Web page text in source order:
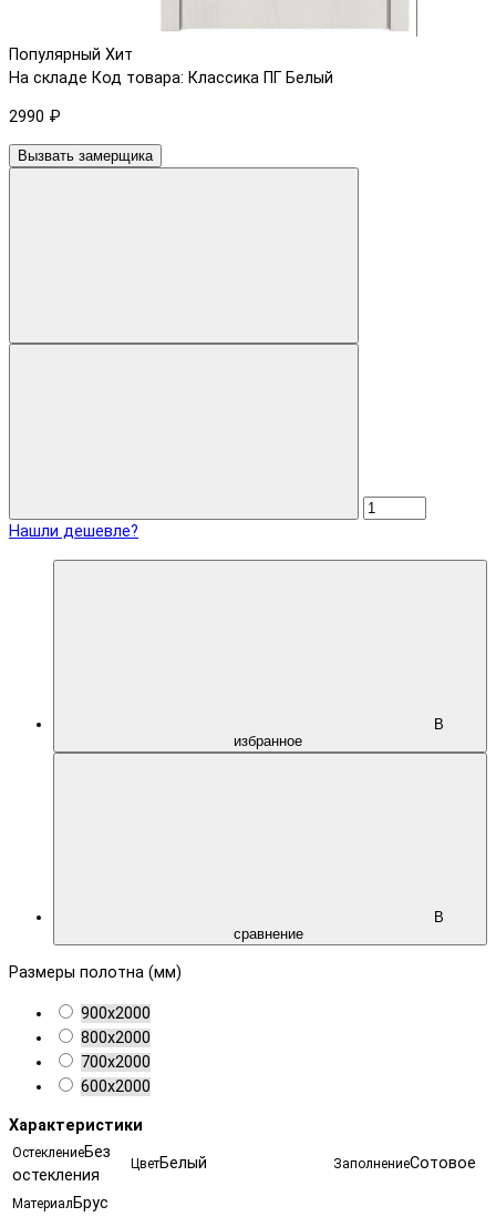
Популярный Хит
На складе Код товара: Классика ПГ Белый
2990 ₽
Вызвать замерщика
Нашли дешевле?
В
избранное
В
сравнение
Размеры полотна (мм)
900х2000
800х2000
700х2000
600х2000
Характеристики
ОстеклениеБез
остекления
ЦветБелый ЗаполнениеСотовое
Материал Брус